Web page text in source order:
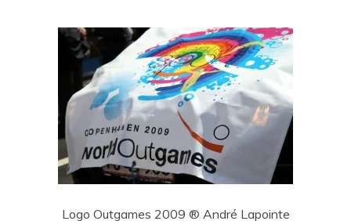
Logo Outgames 2009 ® André Lapointe